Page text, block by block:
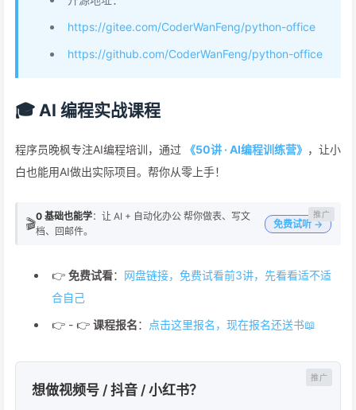
https://gitee.com/CoderWanFeng/python-office
https://github.com/CoderWanFeng/python-office
🎓 AI 编程实战课程
程序员晚枫专注AI编程培训，通过 《50讲 · AI编程训练营》 ，让小
白也能用AI做出实际项目。帮你从零上手！
🎬0 基础也能学：让 AI + 自动化办公 帮你做表、写文
档、回邮件。
免费试听 →
👉 免费试看： 网盘链接，免费试看前3讲，先看看适不适
合自己
👉 - 👉 课程报名： 点击这里报名，现在报名还送书📖
想做视频号 / 抖音 / 小红书？